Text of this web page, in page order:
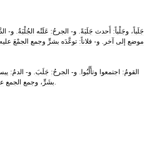
جَلَباً، وجَلْباً: أَحدث جَلَبَةً و- الجرحُ: عَلَتْه الجُلْبَةُ و-
موضع إلى آخر و- فلاناً: توعَّدَه بشرٍّ وجمع الجمْعَ عليه
القومُ: اجتمعوا وتأَلَّبُوا و- الجرحُ: جَلَبَ و- الدمُ:
بشَرٍّ، وجمع الجمع